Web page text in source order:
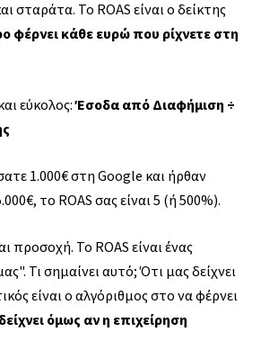
σταράτα. Το ROAS είναι ο δείκτης
φέρνει κάθε ευρώ που ρίχνετε στη
εύκολος:Έσοδα από Διαφήμιση ÷
1.000€ στη Google και ήρθαν
το ROAS σας είναι 5 (ή 500%).
προσοχή. Το ROAS είναι ένας
Τι σημαίνει αυτό; Ότι μας δείχνει
είναι ο αλγόριθμος στο να φέρνει
όμως αν η επιχείρηση